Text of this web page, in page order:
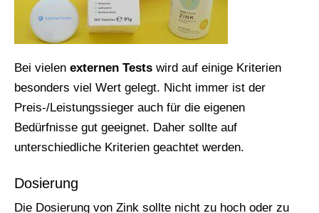
Bei vielen externen Tests wird auf einige Kriterien
besonders viel Wert gelegt. Nicht immer ist der
Preis-/Leistungssieger auch für die eigenen
Bedürfnisse gut geeignet. Daher sollte auf
unterschiedliche Kriterien geachtet werden.
Dosierung
Die Dosierung von Zink sollte nicht zu hoch oder zu